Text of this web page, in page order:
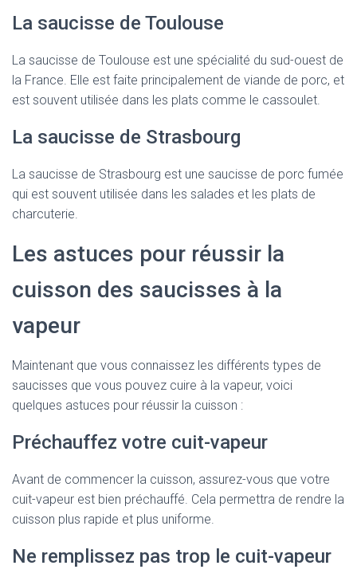
La saucisse de Toulouse
La saucisse de Toulouse est une spécialité du sud-ouest de
la France. Elle est faite principalement de viande de porc, et
est souvent utilisée dans les plats comme le cassoulet.
La saucisse de Strasbourg
La saucisse de Strasbourg est une saucisse de porc fumée
qui est souvent utilisée dans les salades et les plats de
charcuterie.
Les astuces pour réussir la
cuisson des saucisses à la
vapeur
Maintenant que vous connaissez les différents types de
saucisses que vous pouvez cuire à la vapeur, voici
quelques astuces pour réussir la cuisson :
Préchauffez votre cuit-vapeur
Avant de commencer la cuisson, assurez-vous que votre
cuit-vapeur est bien préchauffé. Cela permettra de rendre la
cuisson plus rapide et plus uniforme.
Ne remplissez pas trop le cuit-vapeur